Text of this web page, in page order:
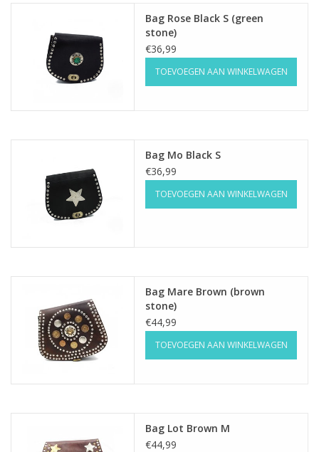
Bag Rose Black S (green
stone)
€36,99
TOEVOEGEN AAN WINKELWAGEN
Bag Mo Black S
€36,99
TOEVOEGEN AAN WINKELWAGEN
Bag Mare Brown (brown
stone)
€44,99
TOEVOEGEN AAN WINKELWAGEN
Bag Lot Brown M
€44,99